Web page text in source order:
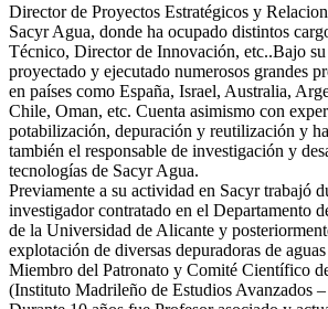
Director de Proyectos Estratégicos y
Sacyr Agua, donde ha ocupado distintos
Técnico, Director de Innovación, etc..Bajo su
proyectado y ejecutado numerosos grandes
en países como España, Israel, Australia,
Chile, Oman, etc. Cuenta asimismo con
potabilización, depuración y reutilización y
también el responsable de investigación y
tecnologías de Sacyr Agua.
Previamente a su actividad en Sacyr trabajó
investigador contratado en el Departamento
de la Universidad de Alicante y
explotación de diversas depuradoras de
Miembro del Patronato y Comité Científico
(Instituto Madrileño de Estudios Avanzados